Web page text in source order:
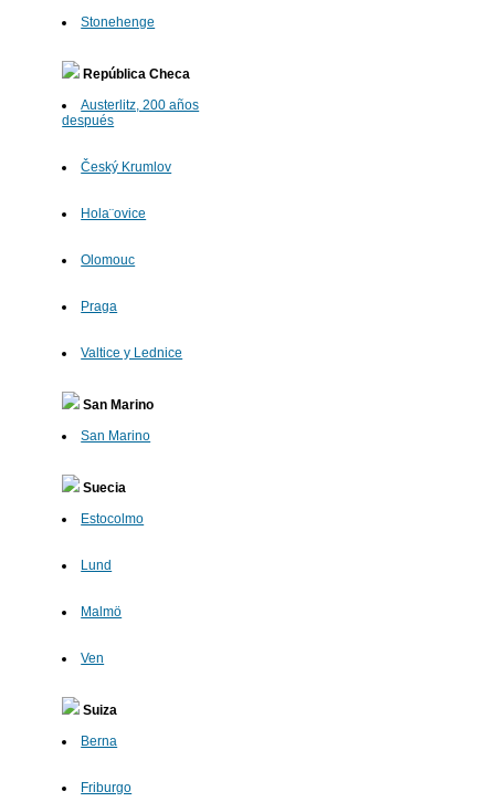
Stonehenge
República Checa
Austerlitz, 200 años
después
Český Krumlov
Hola¨ovice
Olomouc
Praga
Valtice y Lednice
San Marino
San Marino
Suecia
Estocolmo
Lund
Malmö
Ven
Suiza
Berna
Friburgo